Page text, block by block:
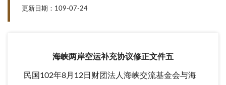
更新日期：109-07-24
海峡两岸空运补充协议修正文件五
民国102年8月12日财团法人海峡交流基金会与海